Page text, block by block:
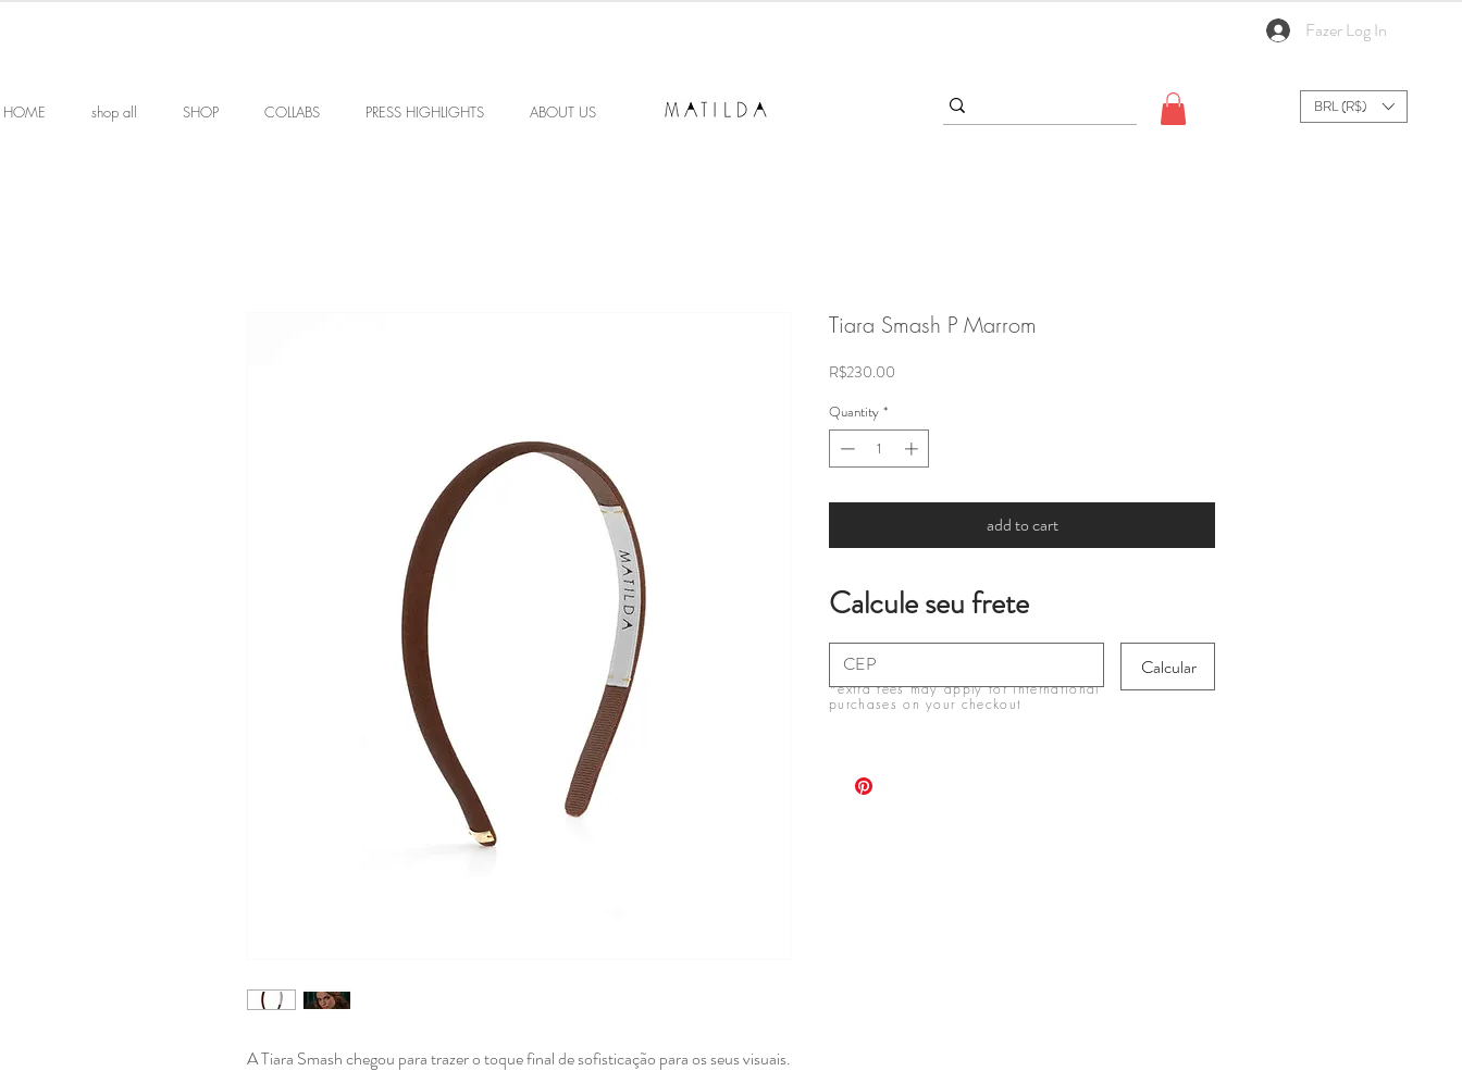
Fazer Log In
HOME shop all SHOP COLLABS PRESS HIGHLIGHTS ABOUT US BRL (R$)
*extra fees may apply for international
purchases on your checkout
A Tiara Smash chegou para trazer o toque final de sofisticação para os seus visuais.
Tiara Smash P Marrom
R$230.00
Quantity *
add to cart
Calcule seu frete
Calcular